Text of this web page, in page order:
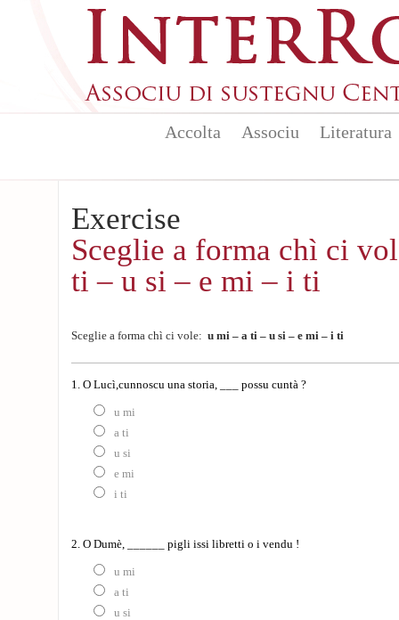
Accolta Associu Literatura
Exercise
Sceglie a forma chì ci
ti – u si – e mi – i ti
Sceglie a forma chì ci vole: u mi – a ti – u si – e mi – i ti
1. O Lucì,cunnoscu una storia, ___ possu cuntà ?
u mi
a ti
u si
e mi
i ti
2. O Dumè, ______ pigli issi libretti o i vendu !
u mi
a ti
u si